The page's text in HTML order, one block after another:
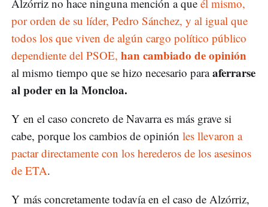
Alzórriz no hace ninguna mención a que él mismo,
por orden de su líder, Pedro Sánchez, y al igual que
todos los que viven de algún cargo político público
dependiente del PSOE, han cambiado de opinión
al mismo tiempo que se hizo necesario paraaferrarse
al poder en la Moncloa.
Y en el caso concreto de Navarra es más grave si
cabe, porque los cambios de opinión les llevaron a
pactar directamente con los herederos de los asesinos
de ETA.
Y más concretamente todavía en el caso de Alzórriz,